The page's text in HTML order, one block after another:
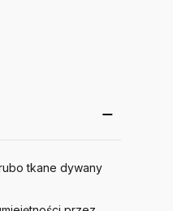
tkane dywany